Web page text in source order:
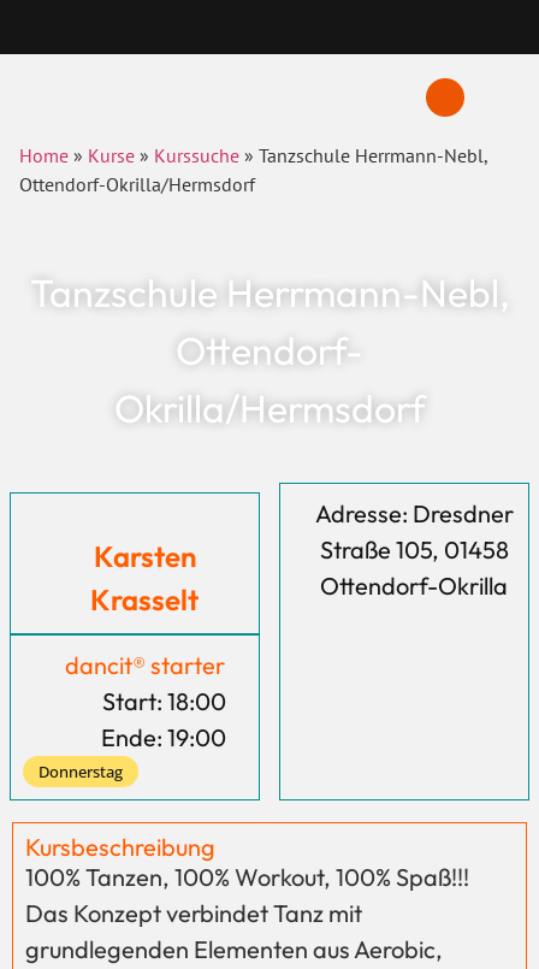
Home » Kurse » Kurssuche » Tanzschule Herrmann-Nebl,
Ottendorf-Okrilla/Hermsdorf
Tanzschule Herrmann-Nebl,
Ottendorf-
Okrilla/Hermsdorf
Karsten
Krasselt
dancit® starter
Start: 18:00
Ende: 19:00
Donnerstag
Adresse: Dresdner
Straße 105, 01458
Ottendorf-Okrilla
Kursbeschreibung
100% Tanzen, 100% Workout, 100% Spaß!!!
Das Konzept verbindet Tanz mit
grundlegenden Elementen aus Aerobic,